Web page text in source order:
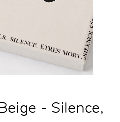
- Silence,